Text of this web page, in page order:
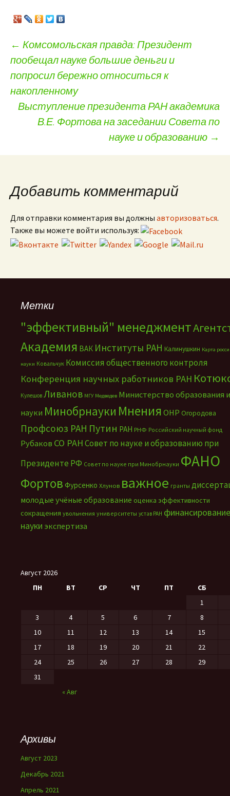
Навигация по записям
← Комсомольская правда: Президент
пообещал науке большие деньги и
попросил бережно относиться к
накопленному
Выступление президента РАН академика
В.Е. Фортова на заседании Совета по
науке и образованию →
Добавить комментарий
Для отправки комментария вы должны авторизоваться.
Также вы можете войти используя:
Метки
"эффективный" менеджмент
Академия ВАК Институты РАН Калинушкин Карта
науки Ковальчук Комиссия общественного контроля
Конференция научных работников РАН
Кулешов Ливанов МГУ Медведев Министерство образования и
науки Минобрнауки Мнения ОНР Огородова
Профсоюз РАН Путин РАН РНФ Российский научный фонд
Рубаков СО РАНСовет по науке и образованию при
Президенте РФ Совет по науке при Минобрнауки ФАНО
Фортов Фурсенко Хлунов важное гранты
молодые учёные образование оценка эффективности
сокращения увольнения университеты устав РАН финансирование
науки экспертиза
Август 2026
ПН
ВТ СР ЧТ ПТ СБ
« Авг
1
3
4 5 6 7
8
10
11 12 13 14
15
17
18 19 20 21
22
24
25 26 27 28
29
31
Архивы
Август 2023
Декабрь 2021
Апрель 2021